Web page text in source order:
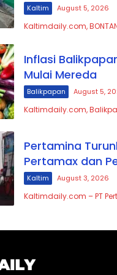
Kaltim August 5, 2026
Kaltimdaily.com,
Inflasi
Mulai Mereda
Balikpapan August 5,
Kaltimdaily.com,
Pertamina
Pertamax dan
Kaltim August 3, 2026
Kaltimdaily.com – PT